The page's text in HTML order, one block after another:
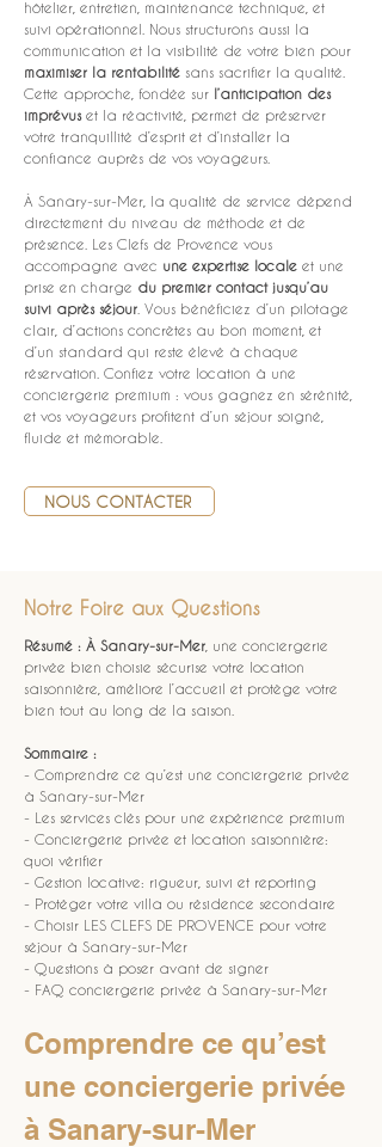
hôtelier, entretien, maintenance technique, et
suivi opérationnel. Nous structurons aussi la
communication et la visibilité de votre bien pour
maximiser la rentabilité sans sacrifier la qualité.
Cette approche, fondée sur l’anticipation des
imprévus et la réactivité, permet de préserver
votre tranquillité d’esprit et d’installer la
confiance auprès de vos voyageurs.
À Sanary-sur-Mer, la qualité de service dépend
directement du niveau de méthode et de
présence. Les Clefs de Provence vous
accompagne avec une expertise locale et une
prise en charge du premier contact jusqu’au
suivi après séjour . Vous bénéficiez d’un pilotage
clair, d’actions concrètes au bon moment, et
d’un standard qui reste élevé à chaque
réservation. Confiez votre location à une
conciergerie premium : vous gagnez en sérénité,
et vos voyageurs profitent d’un séjour soigné,
fluide et mémorable.
NOUS CONTACTER
Notre Foire aux Questions
Résumé : À Sanary-sur-Mer , une conciergerie
privée bien choisie sécurise votre location
saisonnière, améliore l’accueil et protège votre
bien tout au long de la saison.
Sommaire :
- Comprendre ce qu’est une conciergerie privée
à Sanary-sur-Mer
- Les services clés pour une expérience premium
- Conciergerie privée et location saisonnière:
quoi vérifier
- Gestion locative: rigueur, suivi et reporting
- Protéger votre villa ou résidence secondaire
- Choisir LES CLEFS DE PROVENCE pour votre
séjour à Sanary-sur-Mer
- Questions à poser avant de signer
- FAQ conciergerie privée à Sanary-sur-Mer
Comprendre ce qu’est
une conciergerie privée
à Sanary-sur-Mer